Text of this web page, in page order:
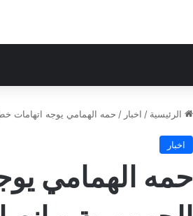
الرئيسية / اخبار / حمه الهمامي يوجه اتهامات خطيرة
اخبار
حمه الهمامي